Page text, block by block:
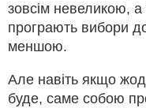
зовсім невеликою, а
програють вибори
меншою.
Але навіть якщо
буде, саме собою